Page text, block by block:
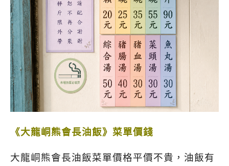
《大龍峒熊會長油飯》菜單價錢
大龍峒熊會長油飯菜單價格平價不貴， 油飯有